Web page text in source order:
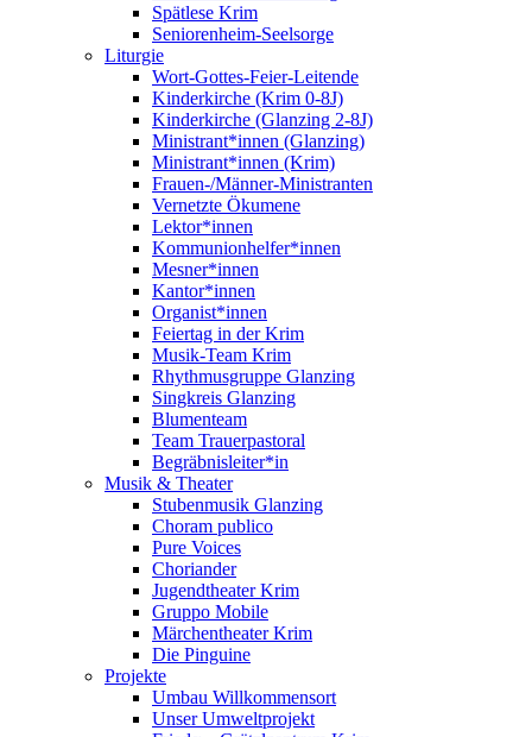
Spätlese Krim
Seniorenheim-Seelsorge
Liturgie
Wort-Gottes-Feier-Leitende
Kinderkirche (Krim 0-8J)
Kinderkirche (Glanzing 2-8J)
Ministrant*innen (Glanzing)
Ministrant*innen (Krim)
Frauen-/Männer-Ministranten
Vernetzte Ökumene
Lektor*innen
Kommunionhelfer*innen
Mesner*innen
Kantor*innen
Organist*innen
Feiertag in der Krim
Musik-Team Krim
Rhythmusgruppe Glanzing
Singkreis Glanzing
Blumenteam
Team Trauerpastoral
Begräbnisleiter*in
Musik & Theater
Stubenmusik Glanzing
Choram publico
Pure Voices
Choriander
Jugendtheater Krim
Gruppo Mobile
Märchentheater Krim
Die Pinguine
Projekte
Umbau Willkommensort
Unser Umweltprojekt